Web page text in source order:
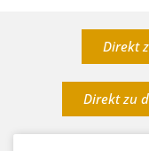
Direkt
Direkt zu